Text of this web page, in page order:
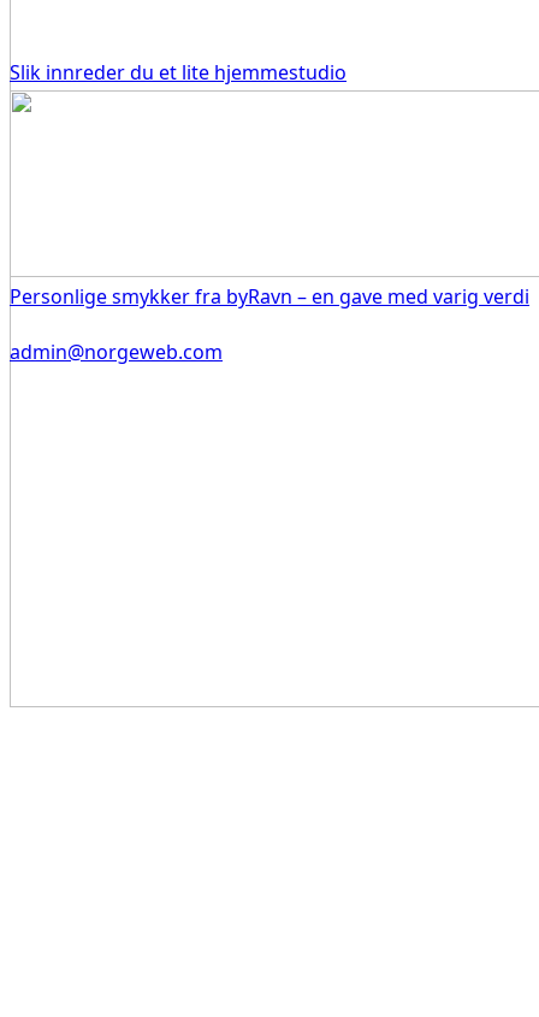
Slik innreder du et lite hjemmestudio
Personlige smykker fra byRavn – en gave med varig verdi
admin@norgeweb.com